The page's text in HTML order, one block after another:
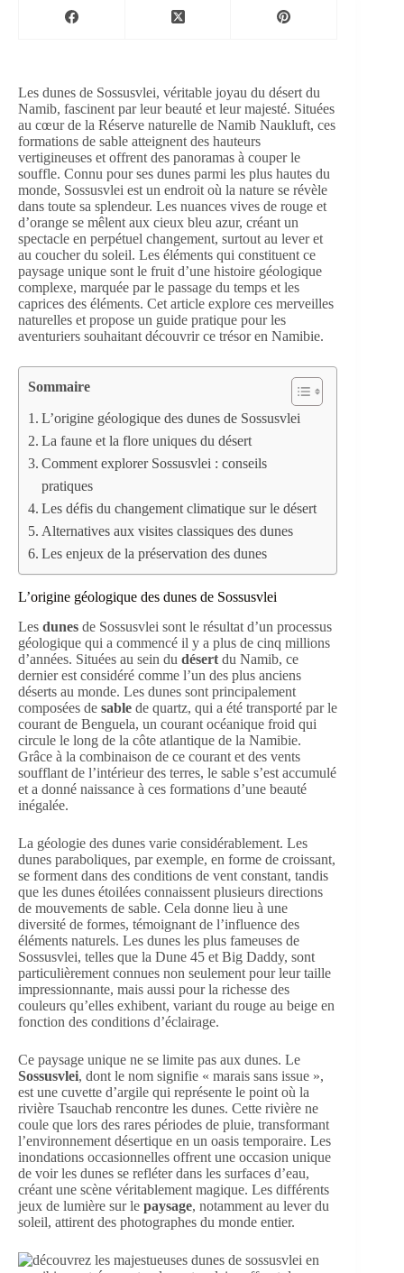
Les dunes de Sossusvlei, véritable joyau du désert du
Namib, fascinent par leur beauté et leur majesté. Situées
au cœur de la Réserve naturelle de Namib Naukluft, ces
formations de sable atteignent des hauteurs
vertigineuses et offrent des panoramas à couper le
souffle. Connu pour ses dunes parmi les plus hautes du
monde, Sossusvlei est un endroit où la nature se révèle
dans toute sa splendeur. Les nuances vives de rouge et
d’orange se mêlent aux cieux bleu azur, créant un
spectacle en perpétuel changement, surtout au lever et
au coucher du soleil. Les éléments qui constituent ce
paysage unique sont le fruit d’une histoire géologique
complexe, marquée par le passage du temps et les
caprices des éléments. Cet article explore ces merveilles
naturelles et propose un guide pratique pour les
aventuriers souhaitant découvrir ce trésor en Namibie.
Sommaire
L’origine géologique des dunes de Sossusvlei
La faune et la flore uniques du désert
Comment explorer Sossusvlei : conseils
pratiques
Les défis du changement climatique sur le désert
Alternatives aux visites classiques des dunes
Les enjeux de la préservation des dunes
L’origine géologique des dunes de Sossusvlei
Les dunes de Sossusvlei sont le résultat d’un processus
géologique qui a commencé il y a plus de cinq millions
d’années. Situées au sein du désert du Namib, ce
dernier est considéré comme l’un des plus anciens
déserts au monde. Les dunes sont principalement
composées de sable de quartz, qui a été transporté par le
courant de Benguela, un courant océanique froid qui
circule le long de la côte atlantique de la Namibie.
Grâce à la combinaison de ce courant et des vents
soufflant de l’intérieur des terres, le sable s’est accumulé
et a donné naissance à ces formations d’une beauté
inégalée.
La géologie des dunes varie considérablement. Les
dunes paraboliques, par exemple, en forme de croissant,
se forment dans des conditions de vent constant, tandis
que les dunes étoilées connaissent plusieurs directions
de mouvements de sable. Cela donne lieu à une
diversité de formes, témoignant de l’influence des
éléments naturels. Les dunes les plus fameuses de
Sossusvlei, telles que la Dune 45 et Big Daddy, sont
particulièrement connues non seulement pour leur taille
impressionnante, mais aussi pour la richesse des
couleurs qu’elles exhibent, variant du rouge au beige en
fonction des conditions d’éclairage.
Ce paysage unique ne se limite pas aux dunes. Le
Sossusvlei, dont le nom signifie « marais sans issue »,
est une cuvette d’argile qui représente le point où la
rivière Tsauchab rencontre les dunes. Cette rivière ne
coule que lors des rares périodes de pluie, transformant
l’environnement désertique en un oasis temporaire. Les
inondations occasionnelles offrent une occasion unique
de voir les dunes se refléter dans les surfaces d’eau,
créant une scène véritablement magique. Les différents
jeux de lumière sur le paysage, notamment au lever du
soleil, attirent des photographes du monde entier.